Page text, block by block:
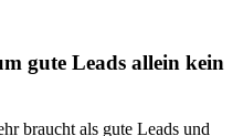
gute Leads allein kein
braucht als gute Leads und